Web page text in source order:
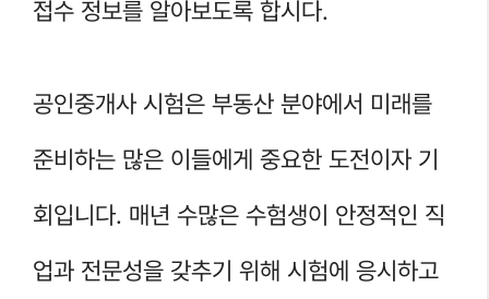
접수 정보를 알아보도록 합시다.
공인중개사 시험은 부동산 분야에서 미래를
준비하는 많은 이들에게 중요한 도전이자 기
회입니다. 매년 수많은 수험생이 안정적인 직
업과 전문성을 갖추기 위해 시험에 응시하고